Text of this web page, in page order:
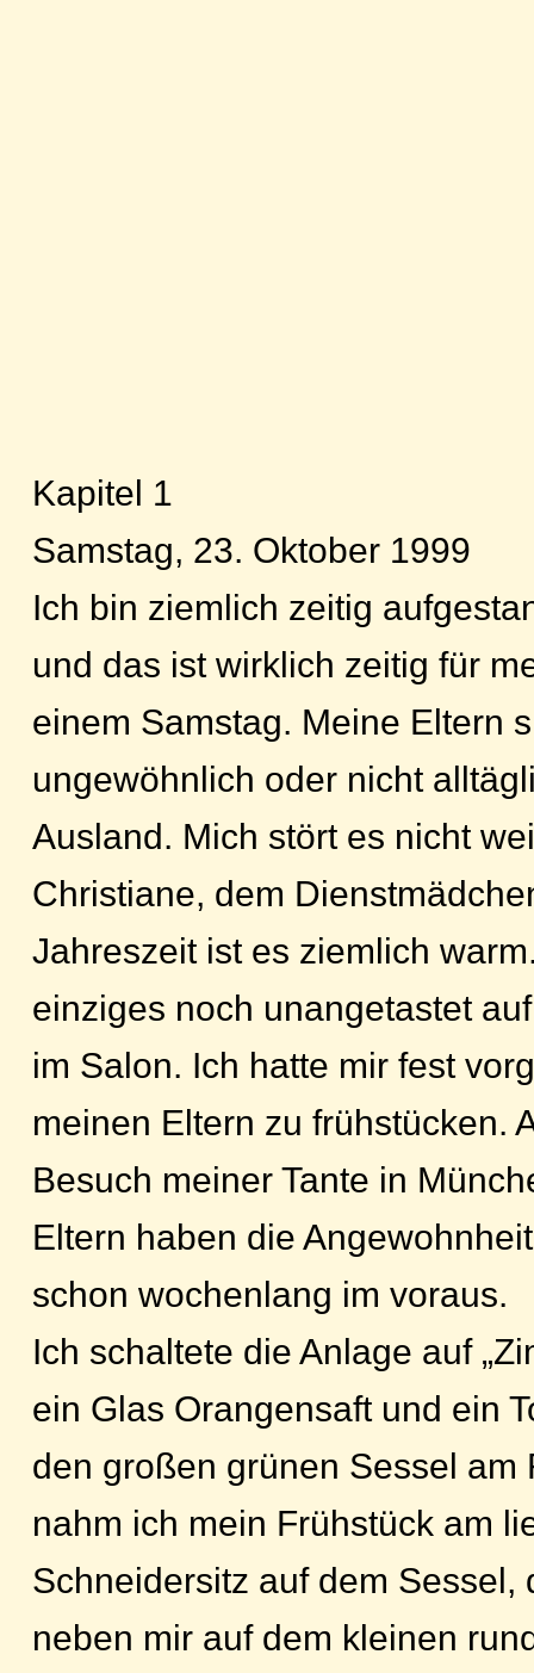
Kapitel 1
Samstag, 23. Oktober 1999
Ich bin ziemlich zeitig
und das ist wirklich zeitig für
einem Samstag. Meine Eltern
ungewöhnlich oder nicht
Ausland. Mich stört es nicht
Christiane, dem
Jahreszeit ist es ziemlich
einziges noch unangetastet
im Salon. Ich hatte mir fest
meinen Eltern zu frühstücken.
Besuch meiner Tante in
Eltern haben die
schon wochenlang im voraus.
Ich schaltete die Anlage auf
ein Glas Orangensaft und ein
den großen grünen Sessel am
nahm ich mein Frühstück am
Schneidersitz auf dem Sessel,
neben mir auf dem kleinen